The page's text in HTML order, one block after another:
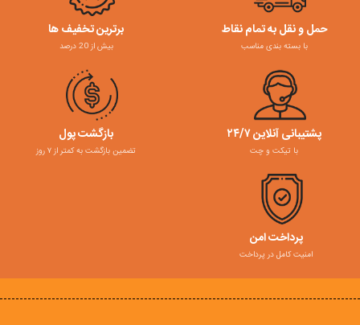
حمل و نقل به تمام نقاط
با بسته بندی مناسب
برترین تخفیف ها
بیش از 20 درصد
پشتیبانی آنلاین ۲۴/۷
با تیکت و چت
بازگشت پول
تضمین بازگشت به کمتر از ۷ روز
پرداخت امن
امنیت کامل در پرداخت